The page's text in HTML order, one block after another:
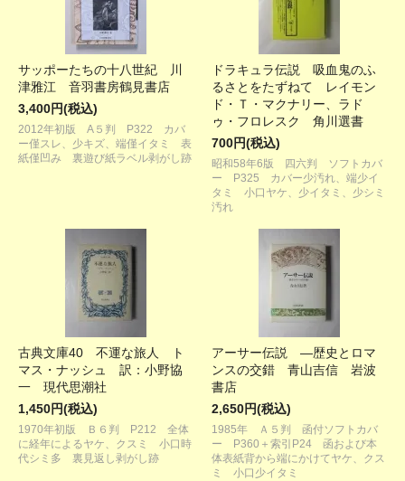
サッポーたちの十八世紀 川
津雅江 音羽書房鶴見書店
3,400円(税込)
2012年初版 A５判 P322 カバ
ー僅スレ、少キズ、端僅イタミ 表
紙僅凹み 裏遊び紙ラベル剥がし跡
ドラキュラ伝説 吸血鬼のふ
るさとをたずねて レイモン
ド・Ｔ・マクナリー、ラド
ゥ・フロレスク 角川選書
700円(税込)
昭和58年6版 四六判 ソフトカバ
ー P325 カバー少汚れ、端少イ
タミ 小口ヤケ、少イタミ、少シミ
汚れ
古典文庫40 不運な旅人 ト
マス・ナッシュ 訳：小野協
一 現代思潮社
1,450円(税込)
1970年初版 Ｂ６判 P212 全体
に経年によるヤケ、クスミ 小口時
代シミ多 裏見返し剥がし跡
アーサー伝説 ―歴史とロマ
ンスの交錯 青山吉信 岩波
書店
2,650円(税込)
1985年 Ａ５判 函付ソフトカバ
ー P360＋索引P24 函および本
体表紙背から端にかけてヤケ、クス
ミ 小口少イタミ